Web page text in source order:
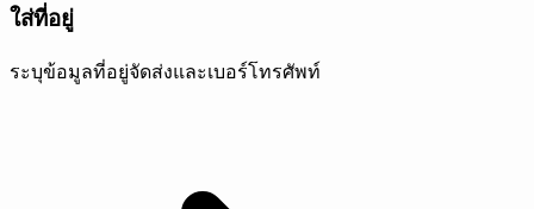
ใส่ที่อยู่
ระบุข้อมูลที่อยู่จัดส่งและเบอร์โทรศัพท์